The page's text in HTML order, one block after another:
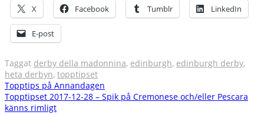
X Facebook Tumblr LinkedIn
E-post
Taggat derby della madonnina, edinburgh, edinburgh derby,
heta derbyn, topptipset
Inläggsnavigering
Topptips på Annandagen
Topptipset 2017-12-28 – Spik på Cremonese och/eller Pescara
känns rimligt